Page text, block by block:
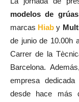
modelos de
marcas Hiab y
de junio de 10.00h
Carrer de la
Barcelona.
empresa
desde hace más